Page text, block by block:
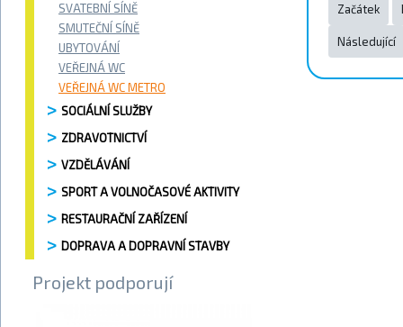
SVATEBNÍ SÍNĚ
SMUTEČNÍ SÍNĚ
UBYTOVÁNÍ
VEŘEJNÁ WC
VEŘEJNÁ WC METRO
SOCIÁLNÍ SLUŽBY
ZDRAVOTNICTVÍ
VZDĚLÁVÁNÍ
SPORT A VOLNOČASOVÉ AKTIVITY
RESTAURAČNÍ ZAŘÍZENÍ
DOPRAVA A DOPRAVNÍ STAVBY
Projekt podporují
Strana
Začátek
Následující